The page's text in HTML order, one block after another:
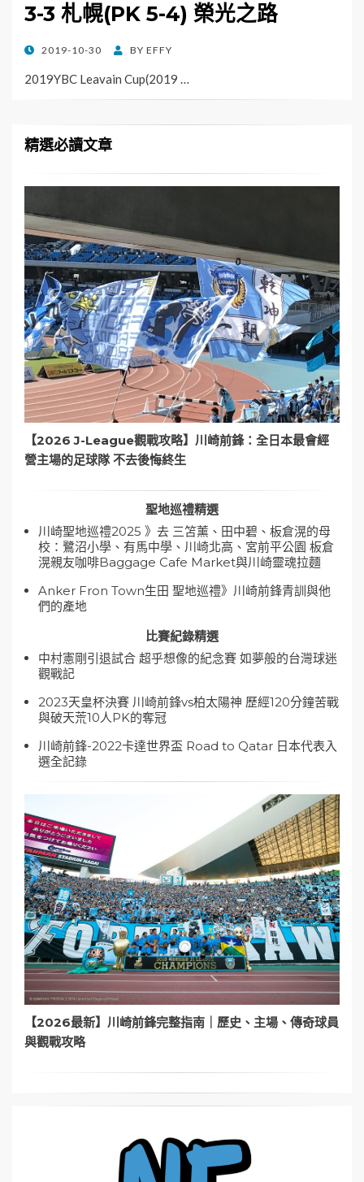
3-3 札幌(PK 5-4) 榮光之路
POSTED
2019-10-30 BY EFFY
2019YBC Leavain Cup(2019 …
精選必讀文章
【2026 J-League觀戰攻略】川崎前鋒：全日本最會經
營主場的足球隊 不去後悔終生
聖地巡禮精選
川崎聖地巡禮2025 》去 三笘薰、田中碧、板倉滉的母
校：鷺沼小學、有馬中學、川崎北高、宮前平公園 板倉
滉親友咖啡Baggage Cafe Market與川崎靈魂拉麵
Anker Fron Town生田 聖地巡禮》川崎前鋒青訓與他
們的產地
比賽紀錄精選
中村憲剛引退試合 超乎想像的紀念賽 如夢般的台灣球迷
觀戰記
2023天皇杯決賽 川崎前鋒vs柏太陽神 歷經120分鐘苦戰
與破天荒10人PK的奪冠
川崎前鋒-2022卡達世界盃 Road to Qatar 日本代表入
選全記錄
【2026最新】川崎前鋒完整指南｜歷史、主場、傳奇球員
與觀戰攻略